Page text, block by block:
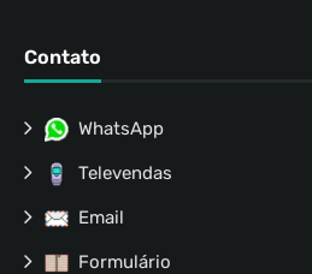
Contato
WhatsApp
Televendas
Email
Formulário